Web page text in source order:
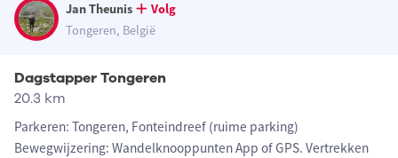
Jan Theunis
Volg
Tongeren, België
Dagstapper Tongeren
20.3 km
Parkeren: Tongeren, Fonteindreef (ruime parking)
Bewegwijzering: Wandelknooppunten App of GPS. Vertrekken